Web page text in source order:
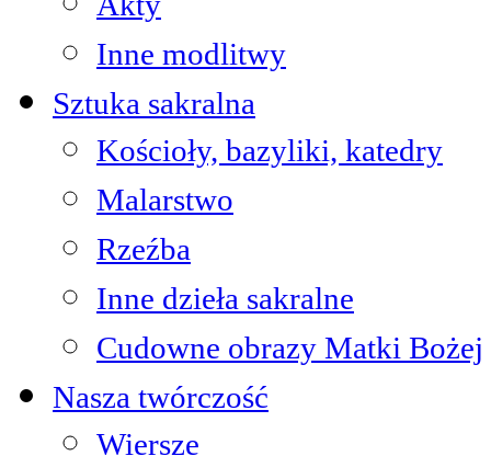
Inne modlitwy
Sztuka sakralna
Kościoły, bazyliki, katedry
Malarstwo
Rzeźba
Inne dzieła sakralne
Cudowne obrazy Matki Bożej
Nasza twórczość
Wiersze